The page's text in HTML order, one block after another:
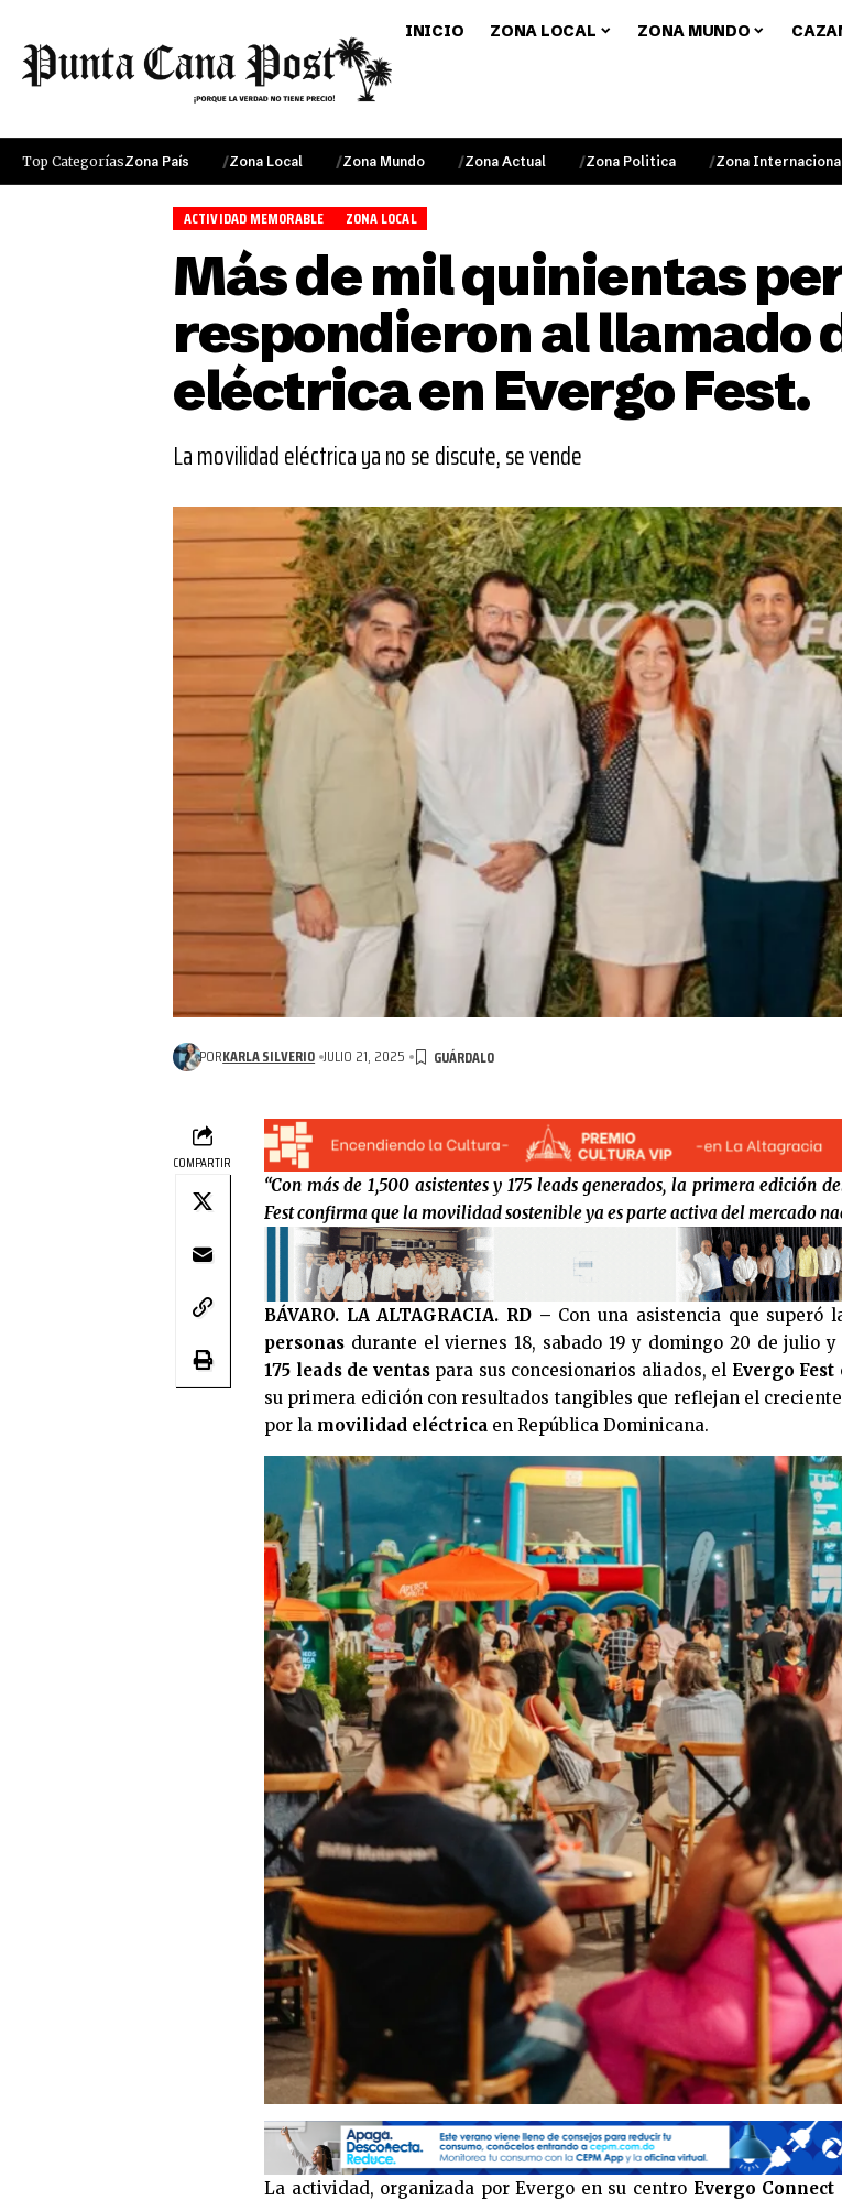
INICIO ZONA LOCAL ZONA MUNDO
Top CategoríasZona País Zona Local Zona Mundo Zona Actual Zona Politica Zona
ACTIVIDAD MEMORABLE ZONA LOCAL
Más de mil quinientas
respondieron al llamado
eléctrica en Evergo Fest.
La movilidad eléctrica ya no se discute, se vende
PORKARLA SILVERIO JULIO 21, 2025
COMPARTIR
“Con más de 1,500 asistentes y 175 leads generados, la primera edición
Fest confirma que la movilidad sostenible ya es parte activa del mercado
BÁVARO. LA ALTAGRACIA. RD – Con una asistencia que superó
personas durante el viernes 18, sabado 19 y domingo 20 de julio y
175 leads de ventaspara sus concesionarios aliados, el Evergo Fest
su primera edición con resultados tangibles que reflejan el
por la movilidad eléctrica en República Dominicana.
La actividad, organizada por Evergo en su centro Evergo Connect